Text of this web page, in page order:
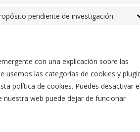
pendiente de investigación
con una explicación sobre las
usemos las categorías de cookies y
política de cookies. Puedes desactivar
web puede dejar de funcionar